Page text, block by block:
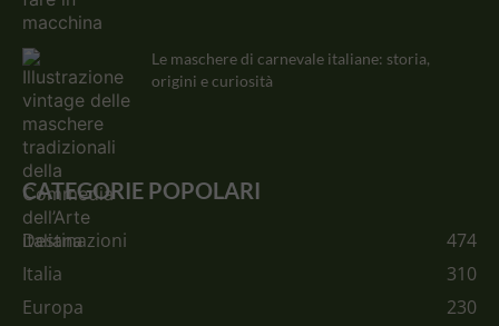
Le maschere di carnevale italiane: storia,
origini e curiosità
CATEGORIE POPOLARI
Destinazioni
474
Italia
310
Europa
230